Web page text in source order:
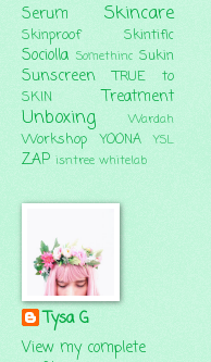
Serum Skincare
Skinproof Skintific
Sociolla Somethinc Sukin
Sunscreen
TRUE to
SKIN
Treatment
Unboxing Wardah
Workshop YOONA YSL
ZAP isntree whitelab
Tysa G
View my complete